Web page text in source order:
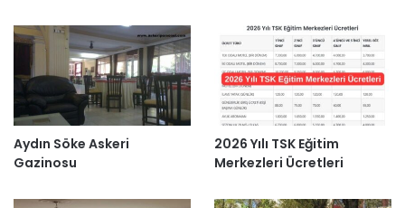
Aydın Söke Askeri
Gazinosu
2026 Yılı TSK Eğitim
Merkezleri Ücretleri